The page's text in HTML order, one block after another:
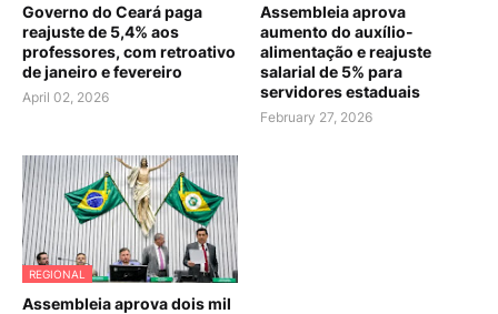
Governo do Ceará paga
reajuste de 5,4% aos
professores, com retroativo
de janeiro e fevereiro
April 02, 2026
Assembleia aprova
aumento do auxílio-
alimentação e reajuste
salarial de 5% para
servidores estaduais
February 27, 2026
REGIONAL
Assembleia aprova dois mil